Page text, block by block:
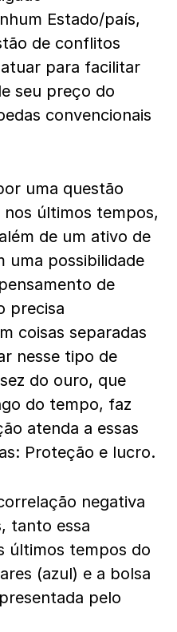
Estado/país,
de conflitos
para facilitar
seu preço do
convencionais
uma questão
últimos tempos,
de um ativo de
uma possibilidade
de
precisa
coisas separadas
nesse tipo de
do ouro, que
do tempo, faz
atenda a essas
Proteção e lucro.
negativa
tanto essa
últimos tempos do
(azul) e a bolsa
pelo